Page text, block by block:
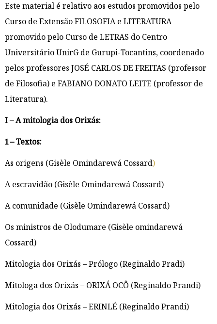
Este material é relativo aos estudos promovidos pelo
Curso de Extensão FILOSOFIA e LITERATURA
promovido pelo Curso de LETRAS do Centro
Universitário UnirG de Gurupi-Tocantins, coordenado
pelos professores JOSÉ CARLOS DE FREITAS (professor
de Filosofia) e FABIANO DONATO LEITE (professor de
Literatura).
I – A mitologia dos Orixás:
1 – Textos:
As origens (Gisèle Omindarewá Cossard)
A escravidão (Gisèle Omindarewá Cossard)
A comunidade (Gisèle Omindarewá Cossard)
Os ministros de Olodumare (Gisèle omindarewá
Cossard)
Mitologia dos Orixás – Prólogo (Reginaldo Pradi)
Mitologa dos Orixás – ORIXÁ OCÔ (Reginaldo Prandi)
Mitologia dos Orixás – ERINLÉ (Reginaldo Prandi)